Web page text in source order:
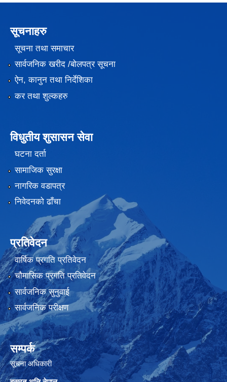
सूचनाहरु
सूचना तथा समाचार
सार्वजनिक खरीद /बोलपत्र सूचना
ऐन, कानुन तथा निर्देशिका
कर तथा शुल्कहरु
विधुतीय शुसासन सेवा
घटना दर्ता
सामाजिक सुरक्षा
नागरिक वडापत्र
निवेदनको ढाँचा
प्रतिवेदन
वार्षिक प्रगति प्रतिवेदन
चौमासिक प्रगति प्रतिवेदन
सार्वजनिक सुनुवाई
सार्वजनिक परीक्षण
सम्पर्क
सूचना अधिकारी